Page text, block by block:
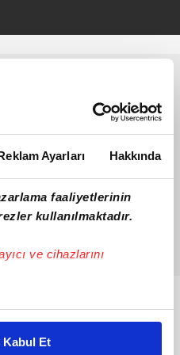
Ayarları Hakkında
faaliyetlerinin
kullanılmaktadır.
ve cihazlarını
sizlere özel
Bunu yaparken
Kabul Et